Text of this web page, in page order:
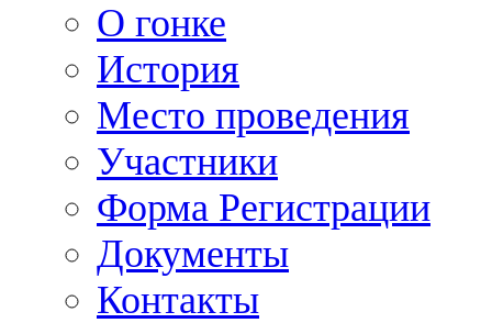
О гонке
История
Место проведения
Участники
Форма Регистрации
Документы
Контакты